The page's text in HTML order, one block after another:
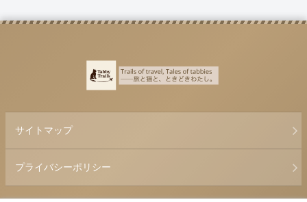
サイトマップ
プライバシーポリシー